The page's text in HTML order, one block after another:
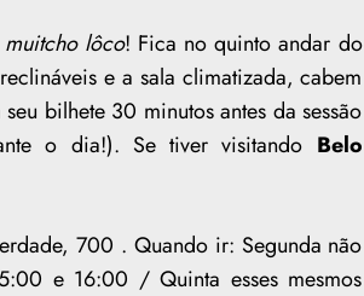
muitcho lôco! Fica no quinto andar do
e a sala climatizada, cabem
bilhete 30 minutos antes da sessão
o dia!). Se tiver visitando Belo
700 . Quando ir: Segunda não
e 16:00 / Quinta esses mesmos